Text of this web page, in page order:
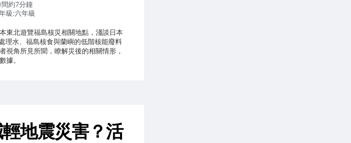
約7分鐘
級:六年級
東北遊覽福島核災相關地點，淺談日本
理水、福島核食與蘭嶼的低階核能廢料
視角所見所聞，瞭解災後的相關情形，
據。
地震災害？活